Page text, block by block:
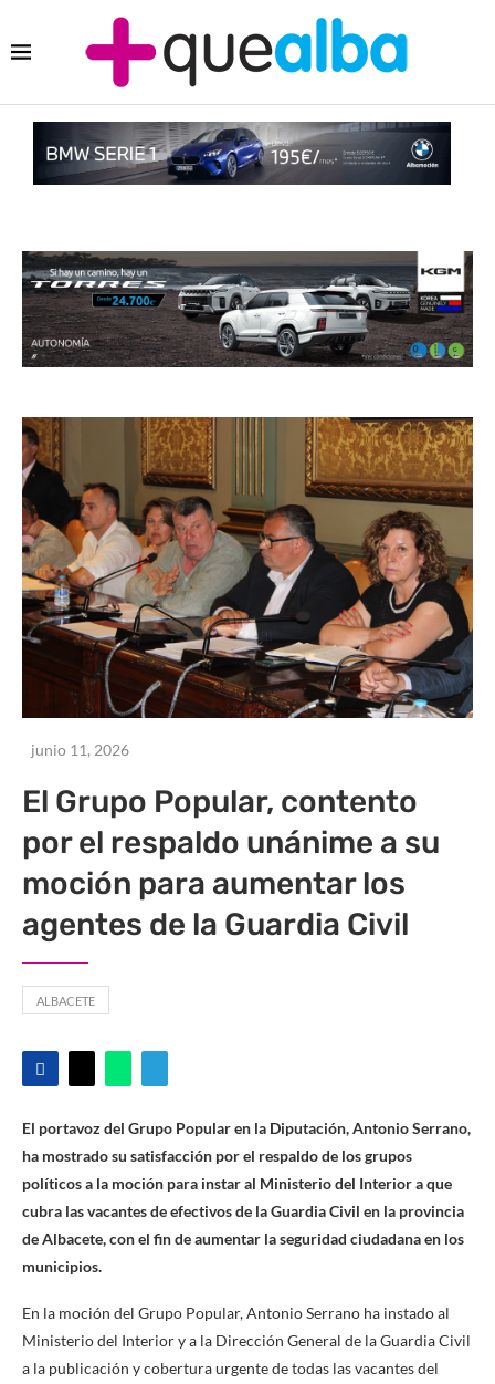
junio 11, 2026
El Grupo Popular, contento
por el respaldo unánime a su
moción para aumentar los
agentes de la Guardia Civil
ALBACETE
El portavoz del Grupo Popular en la Diputación, Antonio Serrano,
ha mostrado su satisfacción por el respaldo de los grupos
políticos a la moción para instar al Ministerio del Interior a que
cubra las vacantes de efectivos de la Guardia Civil en la provincia
de Albacete, con el fin de aumentar la seguridad ciudadana en los
municipios.
En la moción del Grupo Popular, Antonio Serrano ha instado al
Ministerio del Interior y a la Dirección General de la Guardia Civil
a la publicación y cobertura urgente de todas las vacantes del